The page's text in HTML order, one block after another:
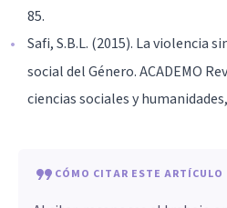
85.
Safi, S.B.L. (2015). La violencia
social del Género. ACADEMO
ciencias sociales y
CÓMO CITAR ESTE ARTÍCULO